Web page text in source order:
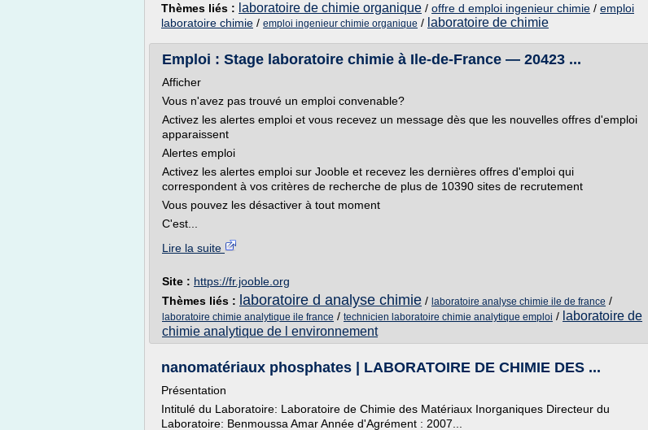
Thèmes liés : laboratoire de chimie organique / offre d emploi ingenieur chimie / emploi
laboratoire chimie / emploi ingenieur chimie organique / laboratoire de chimie
Emploi : Stage laboratoire chimie à Ile-de-France — 20423 ...
Afficher
Vous n'avez pas trouvé un emploi convenable?
Activez les alertes emploi et vous recevez un message dès que les nouvelles offres d'emploi
apparaissent
Alertes emploi
Activez les alertes emploi sur Jooble et recevez les dernières offres d'emploi qui
correspondent à vos critères de recherche de plus de 10390 sites de recrutement
Vous pouvez les désactiver à tout moment
C'est...
Lire la suite
Site : https://fr.jooble.org
Thèmes liés : laboratoire d analyse chimie / laboratoire analyse chimie ile de france /
laboratoire chimie analytique ile france / technicien laboratoire chimie analytique emploi / laboratoire de
chimie analytique de l environnement
nanomatériaux phosphates | LABORATOIRE DE CHIMIE DES ...
Présentation
Intitulé du Laboratoire: Laboratoire de Chimie des Matériaux Inorganiques Directeur du
Laboratoire: Benmoussa Amar Année d'Agrément : 2007...